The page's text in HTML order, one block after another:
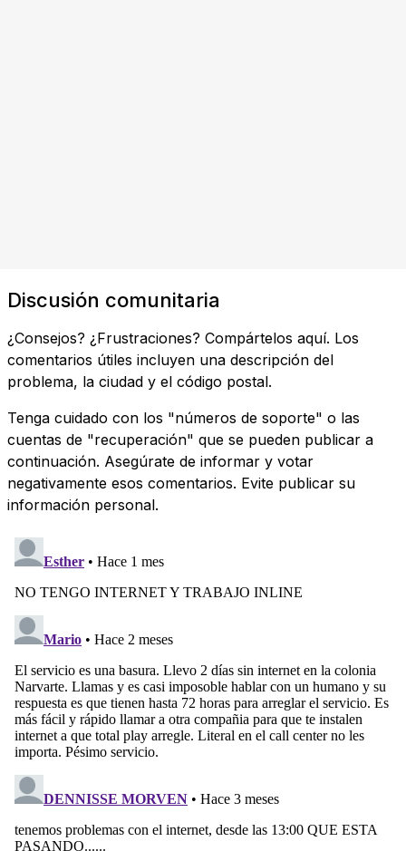
Discusión comunitaria
¿Consejos? ¿Frustraciones? Compártelos aquí. Los
comentarios útiles incluyen una descripción del
problema, la ciudad y el código postal.
Tenga cuidado con los "números de soporte" o las
cuentas de "recuperación" que se pueden publicar a
continuación. Asegúrate de informar y votar
negativamente esos comentarios. Evite publicar su
información personal.